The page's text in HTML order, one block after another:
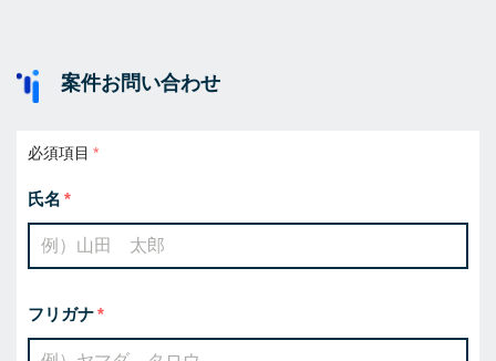
案件お問い合わせ
必須項目
氏名
フリガナ